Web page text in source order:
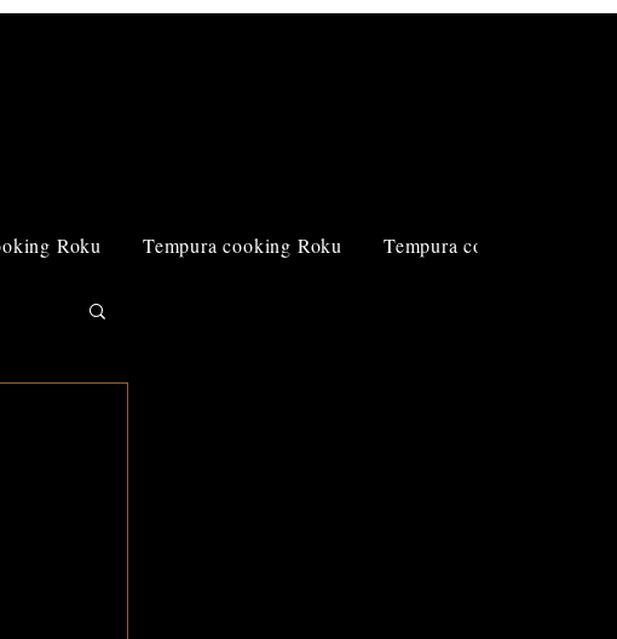
Roku Tempura cooking Roku Tempura cooking Roku